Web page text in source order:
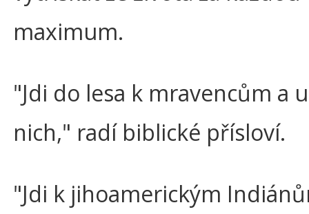
maximum.
"Jdi do lesa k mravencům a
nich," radí biblické přísloví.
"Jdi k jihoamerickým